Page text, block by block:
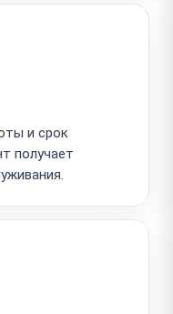
и срок
получает